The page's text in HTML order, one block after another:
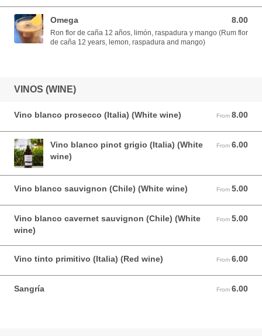
Omega 8.00
8.00 USD
Ron flor de caña 12 años, limón, raspadura y mango (Rum flor
de caña 12 years, lemon, raspadura and mango)
VINOS (WINE)
Vino blanco prosecco (Italia) (White wine) From 8.00
From 8.00 USD
Vino blanco pinot grigio (Italia) (White
wine)
From 6.00
From 6.00 USD
Vino blanco sauvignon (Chile) (White wine) From 5.00
From 5.00 USD
Vino blanco cavernet sauvignon (Chile) (White
wine)
From 5.00
From 5.00 USD
Vino tinto primitivo (Italia) (Red wine) From 6.00
From 6.00 USD
Sangría From 6.00
From 6.00 USD